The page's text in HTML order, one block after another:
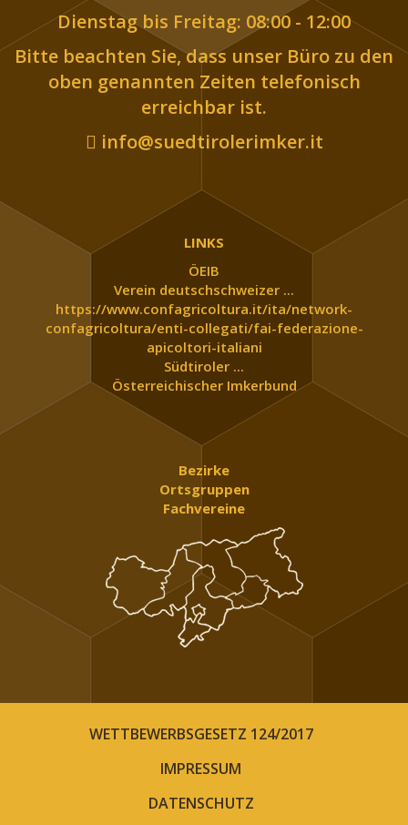
Dienstag bis Freitag: 08:00 - 12:00
Bitte beachten Sie, dass unser Büro zu den
oben genannten Zeiten telefonisch
erreichbar ist.
info@suedtirolerimker.it
LINKS
ÖEIB
Verein deutschschweizer ...
https://www.confagricoltura.it/ita/network-
confagricoltura/enti-collegati/fai-federazione-
apicoltori-italiani
Südtiroler ...
Österreichischer Imkerbund
Bezirke
Ortsgruppen
Fachvereine
WETTBEWERBSGESETZ 124/2017
IMPRESSUM
DATENSCHUTZ